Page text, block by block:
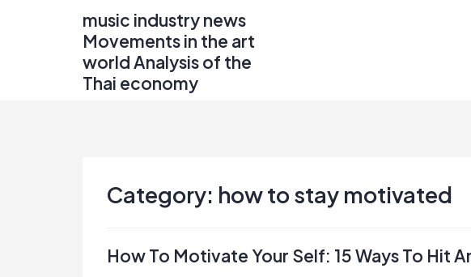
music industry news
Movements in the art
world Analysis of the
Thai economy
Category: how to stay motivated
How To Motivate Your Self: 15 Ways To Hit